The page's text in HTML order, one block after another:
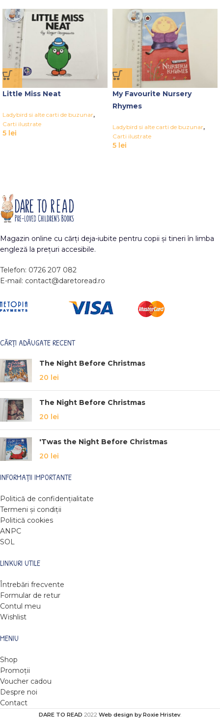
Little Miss Neat
Ladybird si alte carti de buzunar,
Carti ilustrate
5 lei
My Favourite Nursery
Rhymes
Ladybird si alte carti de buzunar,
Carti ilustrate
5 lei
Magazin online cu cărți deja-iubite pentru copii și tineri în limba
engleză la prețuri accesibile.
Telefon: 0726 207 082
E-mail: contact@daretoread.ro
CĂRȚI ADĂUGATE RECENT
The Night Before Christmas
20 lei
The Night Before Christmas
20 lei
'Twas the Night Before Christmas
20 lei
INFORMAȚII IMPORTANTE
Politică de confidențialitate
Termeni și condiții
Politică cookies
ANPC
SOL
LINKURI UTILE
Întrebări frecvente
Formular de retur
Contul meu
Wishlist
MENIU
Shop
Promoții
Voucher cadou
Despre noi
Contact
DARE TO READ 2022 Web design by Roxie Hristev.